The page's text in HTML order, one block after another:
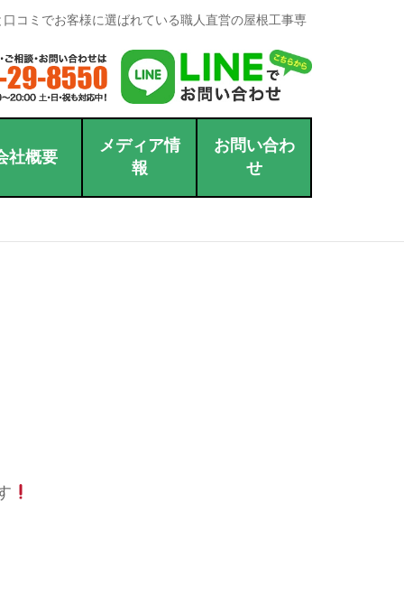
コミでお客様に選ばれている職人直営の屋根工事専
社概要
メディア情
報
お問い合わ
せ